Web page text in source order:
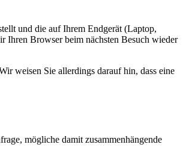
und die auf Ihrem Endgerät (Laptop,
Ihren Browser beim nächsten Besuch wieder
weisen Sie allerdings darauf hin, dass eine
mögliche damit zusammenhängende